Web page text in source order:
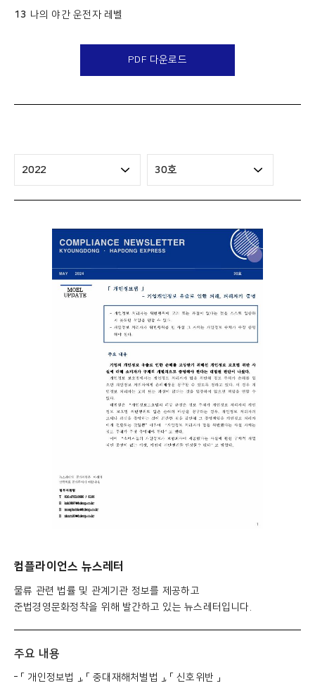
13 나의 야간 운전자 레벨
PDF 다운로드
컴플라이언스 뉴스레터
물류 관련 법률 및 관계기관 정보를 제공하고
준법경영문화정착을 위해 발간하고 있는 뉴스레터입니다.
주요 내용
「 개인정보법 」, 「 중대재해처벌법 」, 「 신호위반 」